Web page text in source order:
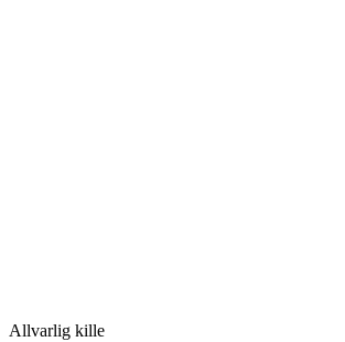
Allvarlig kille